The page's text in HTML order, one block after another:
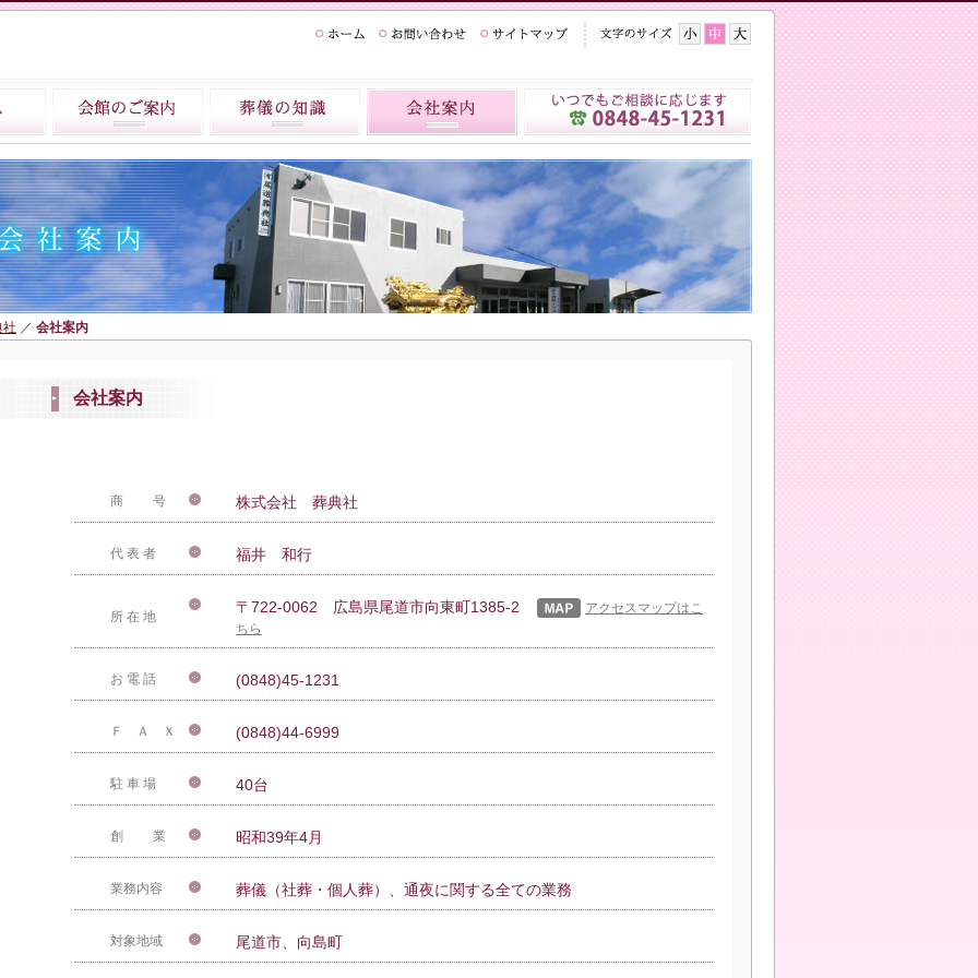
社 ／ 会社案内
会社案内
商 号 株式会社 葬典社
代 表 者 福井 和行
所 在 地
〒722-0062 広島県尾道市向東町1385-2
アクセスマップはこ
ちら
お 電 話 (0848)45-1231
Ｆ Ａ Ｘ (0848)44-6999
駐 車 場 40台
創 業 昭和39年4月
業務内容 葬儀（社葬・個人葬）、通夜に関する全ての業務
対象地域 尾道市、向島町